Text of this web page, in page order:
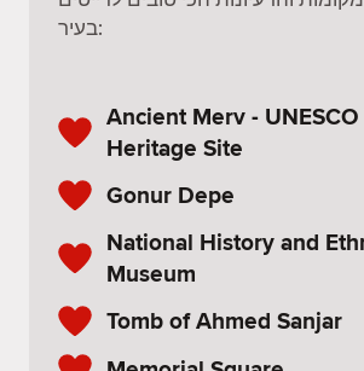
בעיר:
Ancient Merv -
Heritage Site
Gonur Depe
National History and
Museum
Tomb of Ahmed Sanjar